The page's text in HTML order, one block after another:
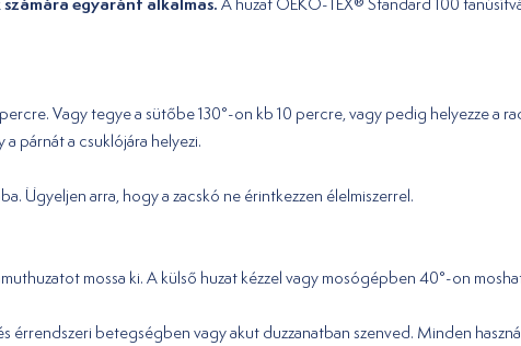
A huzat OEKO-TEX® Standard 100
Vagy tegye a sütőbe 130°-on kb 10 percre, vagy pedig helyezze a
párnát a csuklójára helyezi.
Ügyeljen arra, hogy a zacskó ne érintkezzen élelmiszerrel.
mossa ki. A külső huzat kézzel vagy mosógépben 40°-on
érrendszeri betegségben vagy akut duzzanatban szenved. Minden